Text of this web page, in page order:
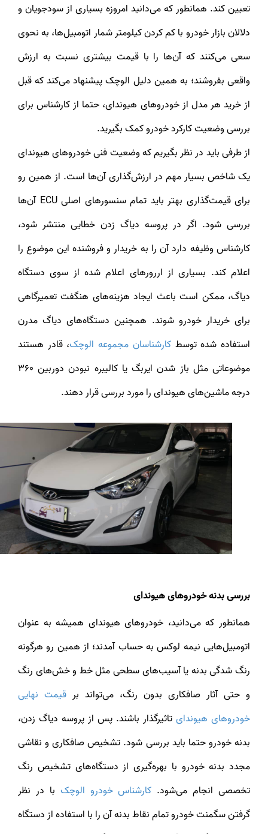
تعیین کند. همانطور که می‌دانید امروزه بسیاری از سودجویان و
دلالان بازار خودرو با کم کردن کیلومتر شمار اتومبیل‌ها، به نحوی
سعی می‌کنند که آن‌ها را با قیمت بیشتری نسبت به ارزش
واقعی بفروشند؛ به همین دلیل الوچک پیشنهاد می‌کند که قبل
از خرید هر مدل از خودروهای هیوندای، حتما از کارشناس برای
بررسی وضعیت کارکرد خودرو کمک بگیرید.
از طرفی باید در نظر بگیریم که وضعیت فنی خودروهای هیوندای
یک شاخص بسیار مهم در ارزش‌گذاری آن‌ها است. از همین رو
برای قیمت‌گذاری بهتر باید تمام سنسورهای اصلی ECU آن‌ها
بررسی شود. اگر در پروسه دیاگ زدن خطایی منتشر شود،
کارشناس وظیفه دارد آن را به خریدار و فروشنده این موضوع را
اعلام کند. بسیاری از اررورهای اعلام شده از سوی دستگاه
دیاگ، ممکن است باعث ایجاد هزینه‌های هنگفت تعمیرگاهی
برای خریدار خودرو شوند. همچنین دستگاه‌های دیاگ مدرن
استفاده شده توسطکارشناسان مجموعه الوچک، قادر هستند
موضوعاتی مثل باز شدن ایربگ یا کالیبره نبودن دوربین 360
درجه ماشین‌های هیوندای را مورد بررسی قرار دهند.
بررسی بدنه خودروهای هیوندای
همانطور که می‌دانید، خودروهای هیوندای همیشه به عنوان
اتومبیل‌هایی نیمه لوکس به حساب آمدند؛ از همین رو هرگونه
رنگ شدگی بدنه یا آسیب‌های سطحی مثل خط و خش‌های رنگ
و حتی آثار صافکاری بدون رنگ، می‌تواند بر قیمت نهایی
خودروهای هیوندایتاثیرگذار باشند. پس از پروسه دیاگ زدن،
بدنه خودرو حتما باید بررسی شود. تشخیص صافکاری و نقاشی
مجدد بدنه خودرو با بهره‌گیری از دستگاه‌های تشخیص رنگ
تخصصی انجام می‌شود.کارشناس خودرو الوچکبا در نظر
گرفتن سگمنت خودرو تمام نقاط بدنه آن را با استفاده از دستگاه